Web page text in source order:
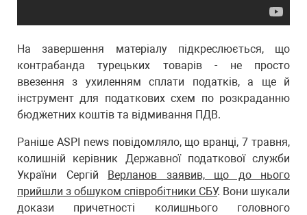
На завершення матеріалу підкреслюється, що
контрабанда турецьких товарів - не просто
ввезення з ухиленням сплати податків, а ще й
інструмент для податкових схем по розкраданню
бюджетних коштів та відмивання ПДВ.
Раніше ASPI news повідомляло, що вранці, 7 травня,
колишній керівник Державної податкової служби
України Сергій Верланов заявив, що до нього
прийшли з обшуком співробітники СБУ. Вони шукали
докази причетності колишнього головного